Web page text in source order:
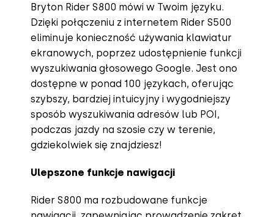
Bryton Rider S800 mówi w Twoim języku.
Dzięki połączeniu z internetem Rider S500
eliminuje konieczność używania klawiatur
ekranowych, poprzez udostępnienie funkcji
wyszukiwania głosowego Google. Jest ono
dostępne w ponad 100 językach, oferując
szybszy, bardziej intuicyjny i wygodniejszy
sposób wyszukiwania adresów lub POI,
podczas jazdy na szosie czy w terenie,
gdziekolwiek się znajdziesz!
Ulepszone funkcje nawigacji
Rider S800 ma rozbudowane funkcje